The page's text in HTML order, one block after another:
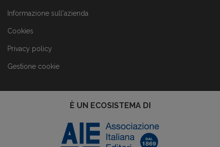
Informazione sull'azienda
Cookies
Privacy policy
Gestione cookie
È UN ECOSISTEMA DI